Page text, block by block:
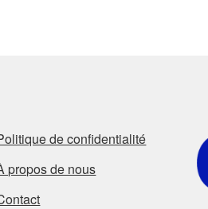
de confidentialité
propos de nous